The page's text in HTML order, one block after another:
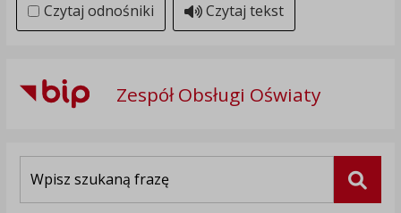
Czytaj odnośniki Czytaj tekst
Zespół Obsługi Oświaty